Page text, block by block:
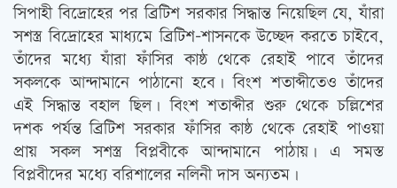
সিপাহী বিদ্রোহের পর ব্রিটিশ সরকার সিদ্ধান্ত নিয়েছিল যে, যাঁরা
সশস্ত্র বিদ্রোহের মাধ্যমে ব্রিটিশ-শাসনকে উচ্ছেদ করতে চাইবে,
তাঁদের মধ্যে যাঁরা ফাঁসির কাষ্ঠ থেকে রেহাই পাবে তাঁদের
সকলকে আন্দামানে পাঠানো হবে। বিংশ শতাব্দীতেও তাঁদের
এই সিদ্ধান্ত বহাল ছিল। বিংশ শতাব্দীর শুরু থেকে চল্লিশের
দশক পর্যন্ত ব্রিটিশ সরকার ফাঁসির কাষ্ঠ থেকে রেহাই পাওয়া
প্রায় সকল সশস্ত্র বিপ্লবীকে আন্দামানে পাঠায়। এ সমস্ত
বিপ্লবীদের মধ্যে বরিশালের নলিনী দাস অন্যতম।